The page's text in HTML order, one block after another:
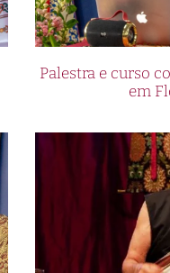
Palestra e curso
em